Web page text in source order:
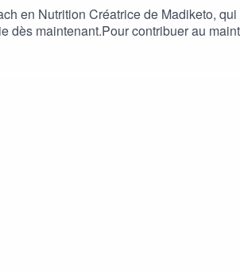
en Nutrition Créatrice de Madiketo,
dès maintenant.Pour contribuer au
canal-antilles/formulaires/2Ensemble
et de votre soutien.